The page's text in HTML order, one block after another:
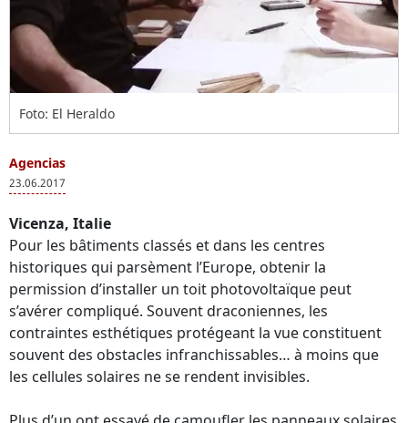
Foto: El Heraldo
Agencias
23.06.2017
Vicenza, Italie
Pour les bâtiments classés et dans les centres
historiques qui parsèment l’Europe, obtenir la
permission d’installer un toit photovoltaïque peut
s’avérer compliqué. Souvent draconiennes, les
contraintes esthétiques protégeant la vue constituent
souvent des obstacles infranchissables… à moins que
les cellules solaires ne se rendent invisibles.